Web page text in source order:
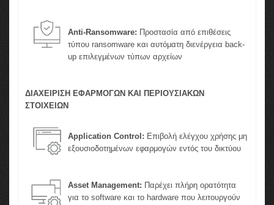
Anti-Ransomware: Προστασία από επιθέσεις
τύπου ransomware και αυτόματη διενέργεια back-
up επιλεγμένων τύπων αρχείων
ΔΙΑΧΕΙΡΙΣΗ ΕΦΑΡΜΟΓΩΝ ΚΑΙ ΠΕΡΙΟΥΣΙΑΚΩΝ
ΣΤΟΙΧΕΙΩΝ
Application Control: Επιβολή ελέγχου χρήσης μη
εξουσιοδοτημένων εφαρμογών εντός του δικτύου
Asset Management: Παρέχει πλήρη ορατότητα
για το software και το hardware που λειτουργούν